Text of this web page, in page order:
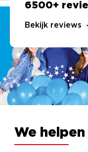
6500+
Bekijk reviews
We